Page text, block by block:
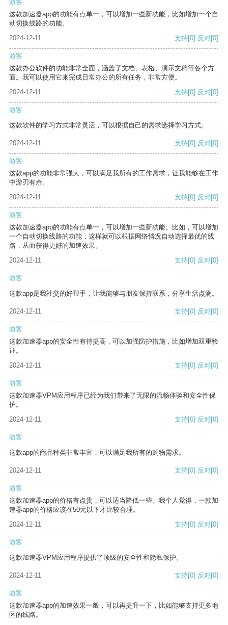
游客
这款加速器app的功能有点单一，可以增加一些新功能，比如增加一个自
动切换线路的功能。
2024-12-11
支持[0] 反对[0]
游客
这款办公软件的功能非常全面，涵盖了文档、表格、演示文稿等各个方
面。我可以使用它来完成日常办公的所有任务，非常方便。
2024-12-11
支持[0] 反对[0]
游客
这款软件的学习方式非常灵活，可以根据自己的需求选择学习方式。
2024-12-11 支持[0] 反对[0]
游客
这款app的功能非常强大，可以满足我所有的工作需求，让我能够在工作
中游刃有余。
2024-12-11
支持[0] 反对[0]
游客
这款加速器app的功能有点单一，可以增加一些新功能。比如，可以增加
一个自动切换线路的功能，这样就可以根据网络情况自动选择最优的线
路，从而获得更好的加速效果。
2024-12-11
支持[0] 反对[0]
游客
这款app是我社交的好帮手，让我能够与朋友保持联系，分享生活点滴。
2024-12-11 支持[0] 反对[0]
游客
这款加速器app的安全性有待提高，可以加强防护措施，比如增加双重验
证。
2024-12-11
支持[0] 反对[0]
游客
这款加速器VPM应用程序已经为我们带来了无限的流畅体验和安全性保
护。
2024-12-11
支持[0] 反对[0]
游客
这款app的商品种类非常丰富，可以满足我所有的购物需求。
2024-12-11 支持[0] 反对[0]
游客
这款加速器app的价格有点贵，可以适当降低一些。我个人觉得，一款加
速器app的价格应该在50元以下才比较合理。
2024-12-11
支持[0] 反对[0]
游客
这款加速器VPM应用程序提供了顶级的安全性和隐私保护。
2024-12-11 支持[0] 反对[0]
游客
这款加速器app的加速效果一般，可以再提升一下，比如能够支持更多地
区的线路。